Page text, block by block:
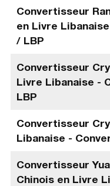
Convertisseur
en Livre
/ LBP
Convertisseur
Livre Libanaise -
LBP
Convertisseur
Libanaise -
Convertisseur
Chinois en Livre